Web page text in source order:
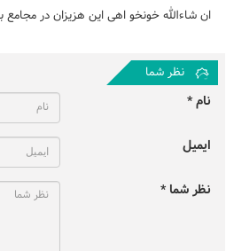
ان شاءالله خونخو اهی این هزیزان در مجامع
نظر شما
نام *
ایمیل
نظر شما *